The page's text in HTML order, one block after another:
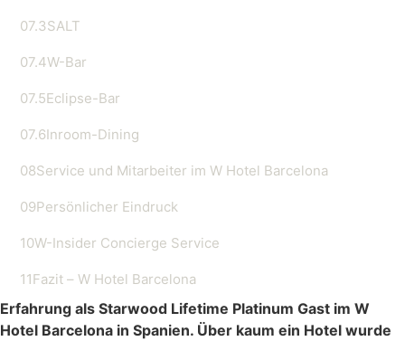
07.3SALT
07.4W-Bar
07.5Eclipse-Bar
07.6Inroom-Dining
08Service und Mitarbeiter im W Hotel Barcelona
09Persönlicher Eindruck
10W-Insider Concierge Service
11Fazit – W Hotel Barcelona
Erfahrung als Starwood Lifetime Platinum Gast im W
Hotel Barcelona in Spanien. Über kaum ein Hotel wurde